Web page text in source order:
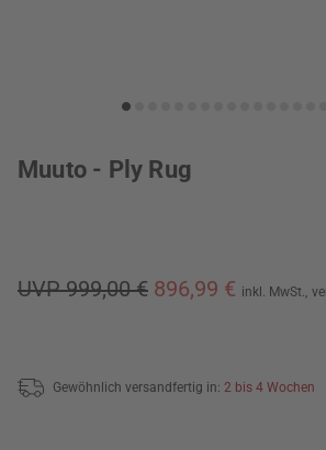
Muuto - Ply Rug
UVP 999,00 € 896,99 € inkl. MwSt.,
Gewöhnlich versandfertig in: 2 bis 4 Wochen